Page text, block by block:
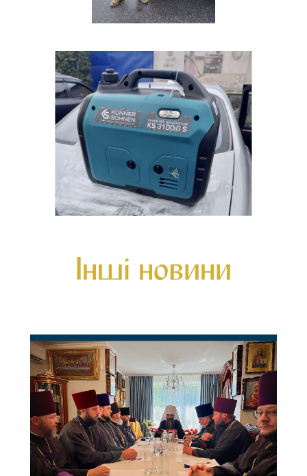
Інші новини